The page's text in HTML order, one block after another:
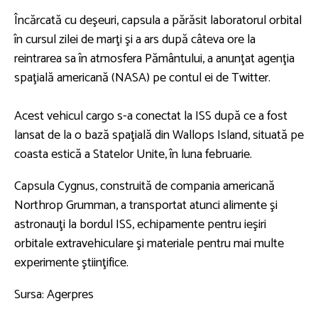
Încărcată cu deşeuri, capsula a părăsit laboratorul orbital
în cursul zilei de marţi şi a ars după câteva ore la
reintrarea sa în atmosfera Pământului, a anunţat agenţia
spaţială americană (NASA) pe contul ei de Twitter.
Acest vehicul cargo s-a conectat la ISS după ce a fost
lansat de la o bază spaţială din Wallops Island, situată pe
coasta estică a Statelor Unite, în luna februarie.
Capsula Cygnus, construită de compania americană
Northrop Grumman, a transportat atunci alimente şi
astronauţi la bordul ISS, echipamente pentru ieşiri
orbitale extravehiculare şi materiale pentru mai multe
experimente ştiinţifice.
Sursa: Agerpres